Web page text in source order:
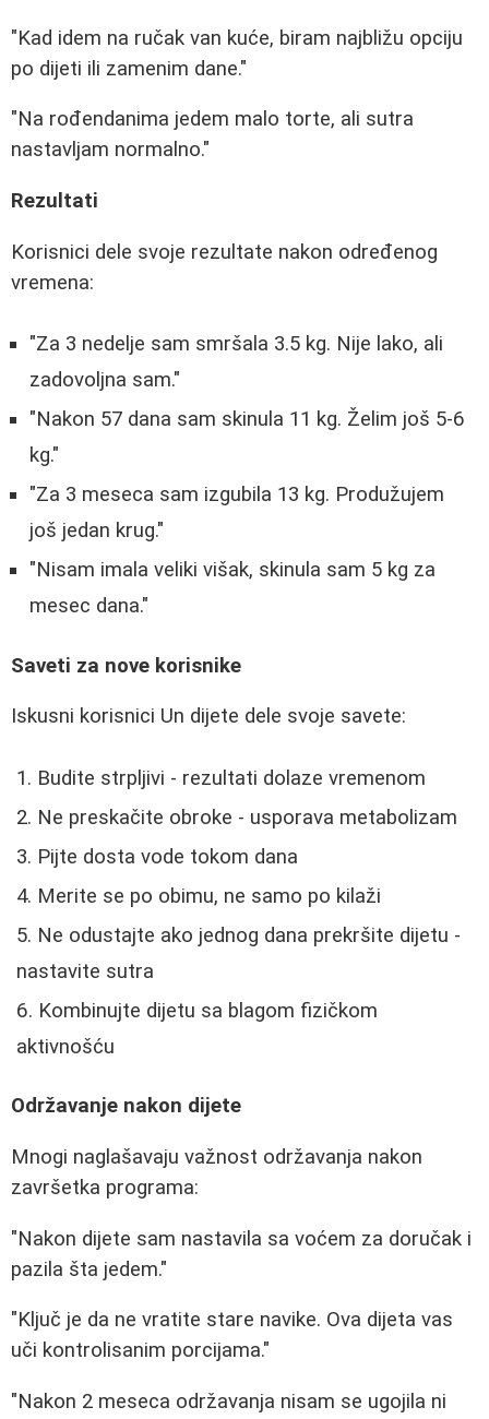
"Kad idem na ručak van kuće, biram najbližu opciju
po dijeti ili zamenim dane."
"Na rođendanima jedem malo torte, ali sutra
nastavljam normalno."
Rezultati
Korisnici dele svoje rezultate nakon određenog
vremena:
"Za 3 nedelje sam smršala 3.5 kg. Nije lako, ali
zadovoljna sam."
"Nakon 57 dana sam skinula 11 kg. Želim još 5-6
kg."
"Za 3 meseca sam izgubila 13 kg. Produžujem
još jedan krug."
"Nisam imala veliki višak, skinula sam 5 kg za
mesec dana."
Saveti za nove korisnike
Iskusni korisnici Un dijete dele svoje savete:
Budite strpljivi - rezultati dolaze vremenom
Ne preskačite obroke - usporava metabolizam
Pijte dosta vode tokom dana
Merite se po obimu, ne samo po kilaži
Ne odustajte ako jednog dana prekršite dijetu -
nastavite sutra
Kombinujte dijetu sa blagom fizičkom
aktivnošću
Održavanje nakon dijete
Mnogi naglašavaju važnost održavanja nakon
završetka programa:
"Nakon dijete sam nastavila sa voćem za doručak i
pazila šta jedem."
"Ključ je da ne vratite stare navike. Ova dijeta vas
uči kontrolisanim porcijama."
"Nakon 2 meseca održavanja nisam se ugojila ni